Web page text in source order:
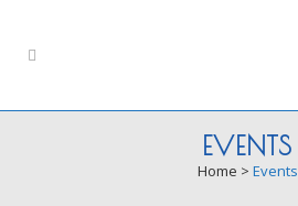
EVENTS
Home > Events